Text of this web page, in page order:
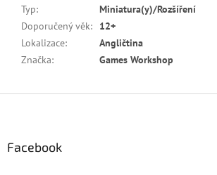
Typ:
Miniatura(y)/Rozšíření
Doporučený věk:
12+
Lokalizace:
Angličtina
Značka: Games Workshop
Facebook